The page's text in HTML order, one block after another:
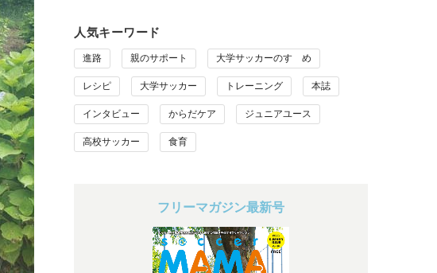
人気キーワード
進路 親のサポート 大学サッカーのすゝめ
レシピ 大学サッカー トレーニング 本誌
インタビュー からだケア ジュニアユース
高校サッカー 食育
フリーマガジン最新号